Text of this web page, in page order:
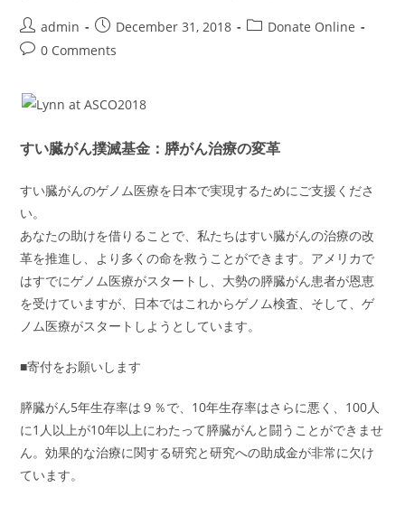
Post
author:
admin
Post
published:
December 31, 2018
PostDonate Online
Post0 Comments
すい臓がん撲滅基金：膵がん治療の変革
すい臓がんのゲノム医療を日本で実現するためにご支援くださ
い。
あなたの助けを借りることで、私たちはすい臓がんの治療の改
革を推進し、より多くの命を救うことができます。アメリカで
はすでにゲノム医療がスタートし、大勢の膵臓がん患者が恩恵
を受けていますが、日本ではこれからゲノム検査、そして、ゲ
ノム医療がスタートしようとしています。
■寄付をお願いします
膵臓がん5年生存率は９％で、10年生存率はさらに悪く、100人
に1人以上が10年以上にわたって膵臓がんと闘うことができませ
ん。効果的な治療に関する研究と研究への助成金が非常に欠け
ています。